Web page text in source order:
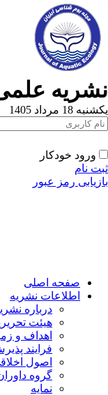
18 مرداد 1405
ورود خودکار
نام
رمز عبور
صفحه اصلی
اطلاعات نشریه
درباره نشریه
هیئت تحریریه
اهداف و
فرایند
اصول اخلاقی
گروه داوران
نمایه